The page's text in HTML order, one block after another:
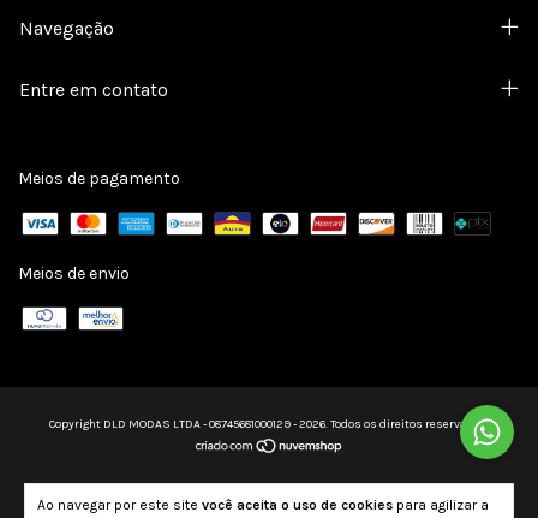
Ao navegar por este site você aceita o uso de cookies para agilizar a
Navegação
Entre em contato
Meios de pagamento
Meios de envio
Copyright DLD MODAS LTDA - 08745681000129 - 2026. Todos os direitos reservados.